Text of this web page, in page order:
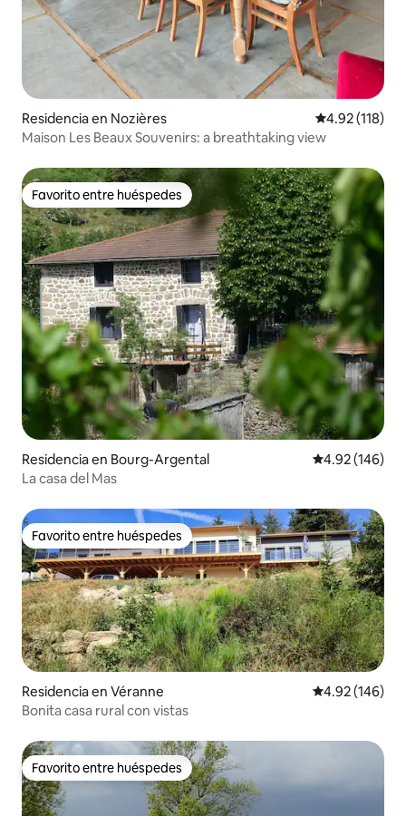
Residencia en Nozières Calificación
4.92 (118)
Maison Les Beaux Souvenirs: a breathtaking view
Favorito entre huéspedes
Favorito entre huéspedes
Residencia en Bourg-Argental Calificación
4.92 (146)
La casa del Mas
Favorito entre huéspedes
Favorito entre huéspedes
Residencia en Véranne Calificación
4.92 (146)
Bonita casa rural con vistas
Favorito entre huéspedes
Favorito entre huéspedes